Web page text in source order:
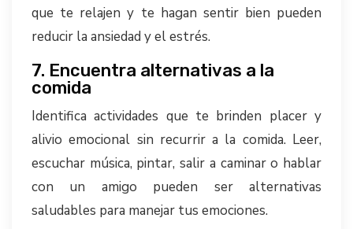
que te relajen y te hagan sentir bien pueden
reducir la ansiedad y el estrés.
7. Encuentra alternativas a la
comida
Identifica actividades que te brinden placer y
alivio emocional sin recurrir a la comida. Leer,
escuchar música, pintar, salir a caminar o hablar
con un amigo pueden ser alternativas
saludables para manejar tus emociones.